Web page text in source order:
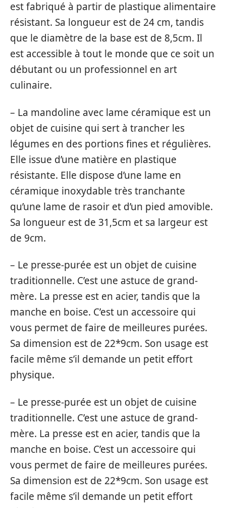
est fabriqué à partir de plastique alimentaire
résistant. Sa longueur est de 24 cm, tandis
que le diamètre de la base est de 8,5cm. Il
est accessible à tout le monde que ce soit un
débutant ou un professionnel en art
culinaire.
– La mandoline avec lame céramique est un
objet de cuisine qui sert à trancher les
légumes en des portions fines et régulières.
Elle issue d’une matière en plastique
résistante. Elle dispose d’une lame en
céramique inoxydable très tranchante
qu’une lame de rasoir et d’un pied amovible.
Sa longueur est de 31,5cm et sa largeur est
de 9cm.
– Le presse-purée est un objet de cuisine
traditionnelle. C’est une astuce de grand-
mère. La presse est en acier, tandis que la
manche en boise. C’est un accessoire qui
vous permet de faire de meilleures purées.
Sa dimension est de 22*9cm. Son usage est
facile même s’il demande un petit effort
physique.
– Le presse-purée est un objet de cuisine
traditionnelle. C’est une astuce de grand-
mère. La presse est en acier, tandis que la
manche en boise. C’est un accessoire qui
vous permet de faire de meilleures purées.
Sa dimension est de 22*9cm. Son usage est
facile même s’il demande un petit effort